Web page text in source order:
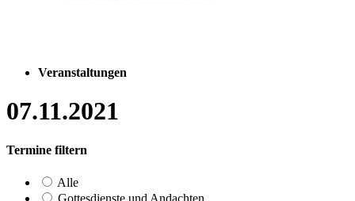
Veranstaltungen
07.11.2021
Termine filtern
Alle